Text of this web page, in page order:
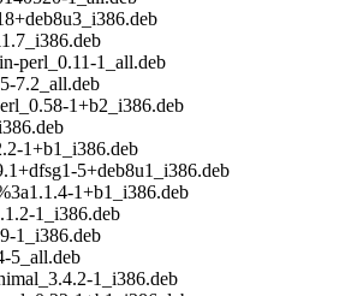
perl_0.11-1_all.deb
7.2_all.deb
1+b2_i386.deb
1+b1_i386.deb
5+deb8u1_i386.deb
1+b1_i386.deb
1_i386.deb
1_i386.deb
5_all.deb
1_i386.deb